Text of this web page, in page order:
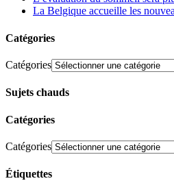
La Belgique accueille les
Catégories
Catégories
Sujets chauds
Catégories
Catégories
Étiquettes